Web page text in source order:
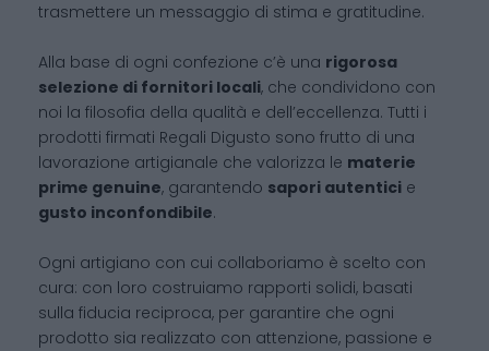
trasmettere un messaggio di stima e gratitudine.
Alla base di ogni confezione c’è una rigorosa
selezione di fornitori locali, che condividono con
noi la filosofia della qualità e dell’eccellenza. Tutti i
prodotti firmati Regali Digusto sono frutto di una
lavorazione artigianale che valorizza le materie
prime genuine, garantendo sapori autentici e
gusto inconfondibile.
Ogni artigiano con cui collaboriamo è scelto con
cura: con loro costruiamo rapporti solidi, basati
sulla fiducia reciproca, per garantire che ogni
prodotto sia realizzato con attenzione, passione e